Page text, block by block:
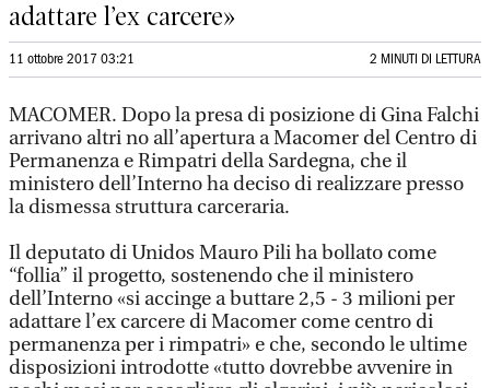
adattare l’ex carcere»
11 ottobre 2017 03:21 2 MINUTI DI LETTURA
MACOMER. Dopo la presa di posizione di Gina Falchi
arrivano altri no all’apertura a Macomer del Centro di
Permanenza e Rimpatri della Sardegna, che il
ministero dell’Interno ha deciso di realizzare presso
la dismessa struttura carceraria.
Il deputato di Unidos Mauro Pili ha bollato come
“follia” il progetto, sostenendo che il ministero
dell’Interno «si accinge a buttare 2,5 - 3 milioni per
adattare l’ex carcere di Macomer come centro di
permanenza per i rimpatri» e che, secondo le ultime
disposizioni introdotte «tutto dovrebbe avvenire in